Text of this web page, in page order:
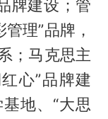
牌建设；管
理”品牌，
；马克思主
心”品牌建
地、“大思